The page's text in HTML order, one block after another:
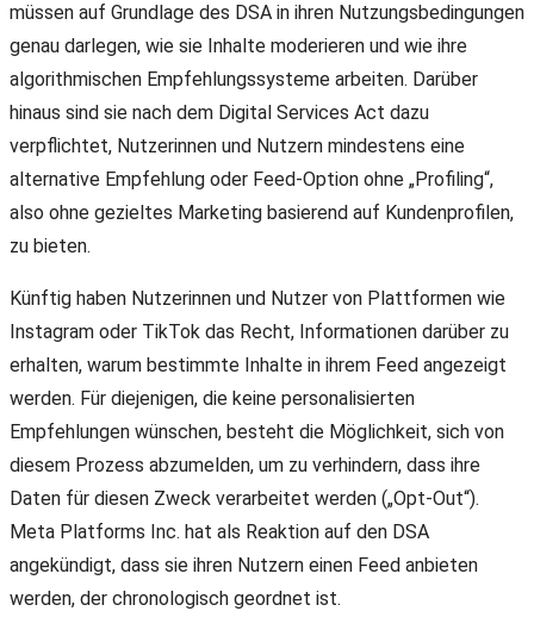
müssen auf Grundlage des DSA in ihren Nutzungsbedingungen
genau darlegen, wie sie Inhalte moderieren und wie ihre
algorithmischen Empfehlungssysteme arbeiten. Darüber
hinaus sind sie nach dem Digital Services Act dazu
verpflichtet, Nutzerinnen und Nutzern mindestens eine
alternative Empfehlung oder Feed-Option ohne „Profiling“,
also ohne gezieltes Marketing basierend auf Kundenprofilen,
zu bieten.
Künftig haben Nutzerinnen und Nutzer von Plattformen wie
Instagram oder TikTok das Recht, Informationen darüber zu
erhalten, warum bestimmte Inhalte in ihrem Feed angezeigt
werden. Für diejenigen, die keine personalisierten
Empfehlungen wünschen, besteht die Möglichkeit, sich von
diesem Prozess abzumelden, um zu verhindern, dass ihre
Daten für diesen Zweck verarbeitet werden („Opt-Out“).
Meta Platforms Inc. hat als Reaktion auf den DSA
angekündigt, dass sie ihren Nutzern einen Feed anbieten
werden, der chronologisch geordnet ist.